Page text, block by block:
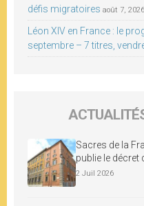
défis migratoires août 7, 2026
Léon XIV en France : le
septembre – 7 titres,
Sacres de la
publie le
2 Juil 2026